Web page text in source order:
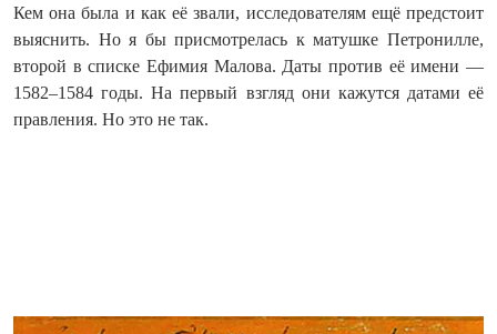
Кем она была и как её звали, исследователям ещё предстоит
выяснить. Но я бы присмотрелась к матушке Петронилле,
второй в списке Ефимия Малова. Даты против её имени —
1582–1584 годы. На первый взгляд они кажутся датами её
правления. Но это не так.